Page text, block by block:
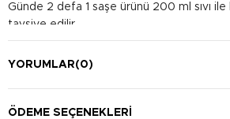
Günde 2 defa 1 saşe ürünü 200 ml sıvı
tavsiye edilir.
YORUMLAR(0)
ÖDEME SEÇENEKLERI